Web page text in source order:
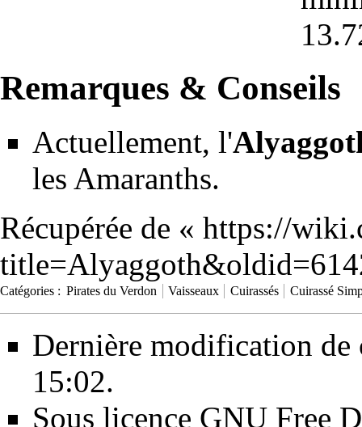
Remarques & Conseils
Actuellement, l'
les Amaranths.
Récupérée de « https://
Catégories : Pirates du Verdon Vaisseaux Cuirassés Cuirassé
Dernière modification de
15:02.
Sous licence GNU Free